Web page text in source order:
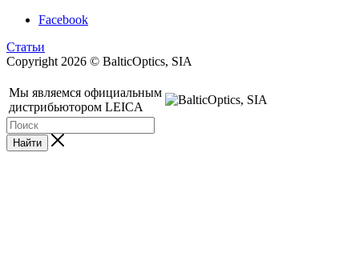
Facebook
Статьи
Copyright 2026 © BalticOptics, SIA
Мы являемся официальным
дистрибьютором LEICA
Найти